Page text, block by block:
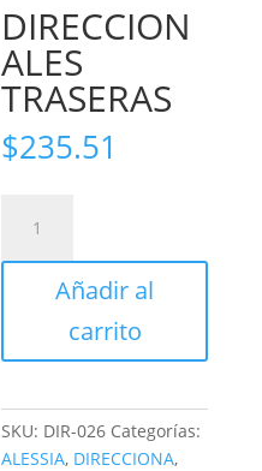
DIRECCION
ALES
TRASERAS
$235.51
TRASERAS
cantidad
Añadir al
carrito
SKU: DIR-026 Categorías:
ALESSIA, DIRECCIONA,